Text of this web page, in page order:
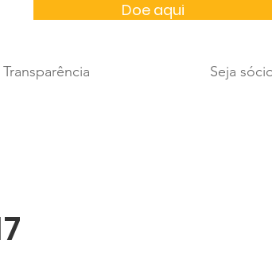
Doe aqui
Transparência Seja